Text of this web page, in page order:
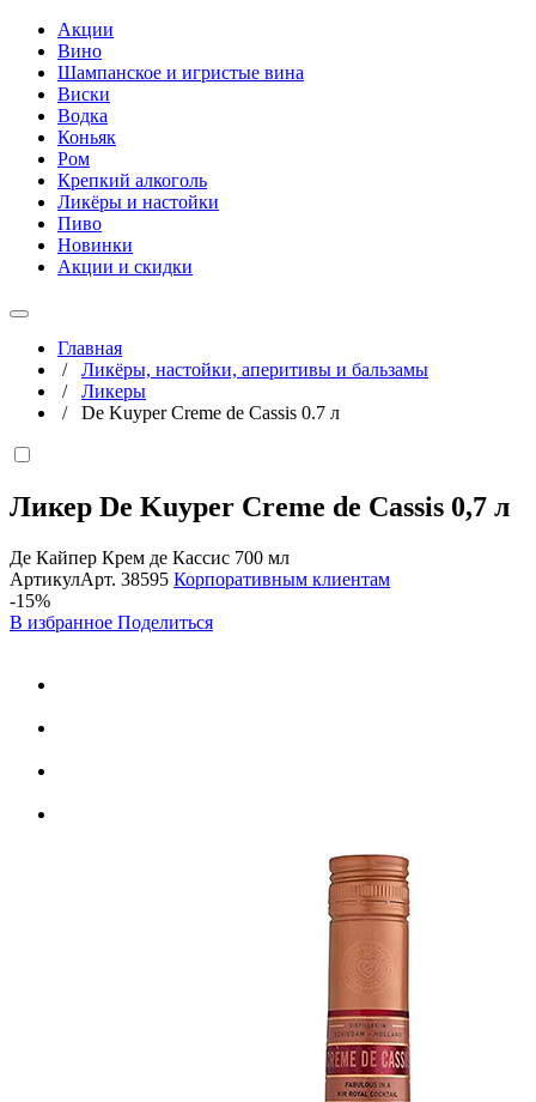
Акции
Вино
Шампанское и игристые вина
Виски
Водка
Коньяк
Ром
Крепкий алкоголь
Ликёры и настойки
Пиво
Новинки
Акции и скидки
Главная
/ Ликёры, настойки, аперитивы и бальзамы
/ Ликеры
/ De Kuyper Creme de Cassis 0.7 л
Ликер De Kuyper Creme de Cassis 0,7 л
Де Кайпер Крем де Кассис 700 мл
АртикулАрт. 38595 Корпоративным клиентам
-15%
В избранное Поделиться